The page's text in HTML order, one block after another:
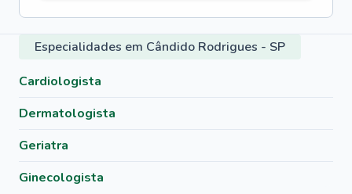
Especialidades em Cândido Rodrigues - SP
Cardiologista
Dermatologista
Geriatra
Ginecologista